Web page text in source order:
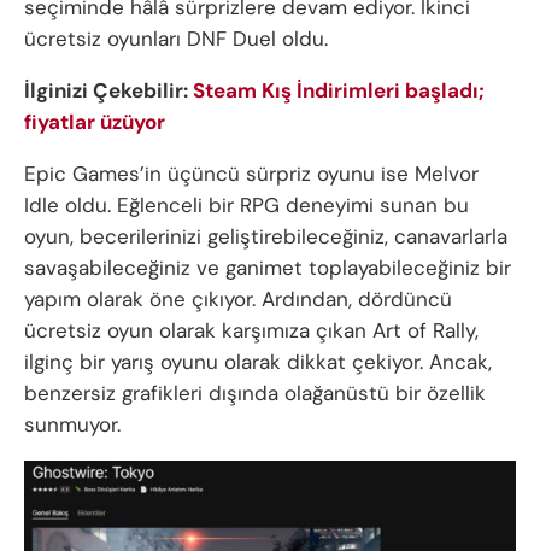
seçiminde hâlâ sürprizlere devam ediyor. İkinci
ücretsiz oyunları DNF Duel oldu.
İlginizi Çekebilir:Steam Kış İndirimleri başladı;
fiyatlar üzüyor
Epic Games’in üçüncü sürpriz oyunu ise Melvor
Idle oldu. Eğlenceli bir RPG deneyimi sunan bu
oyun, becerilerinizi geliştirebileceğiniz, canavarlarla
savaşabileceğiniz ve ganimet toplayabileceğiniz bir
yapım olarak öne çıkıyor. Ardından, dördüncü
ücretsiz oyun olarak karşımıza çıkan Art of Rally,
ilginç bir yarış oyunu olarak dikkat çekiyor. Ancak,
benzersiz grafikleri dışında olağanüstü bir özellik
sunmuyor.